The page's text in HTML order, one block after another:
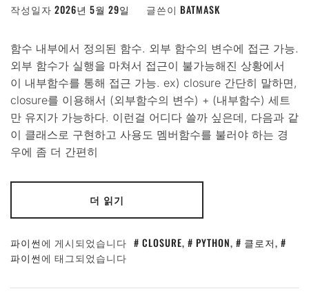
작성일자 2026년 5월 29일 글쓴이 BATMASK
함수 내부에서 정의된 함수. 외부 함수의 변수에 접근 가능.
외부 함수가 실행을 마쳐서 접근이 불가능해진 상황에서
이 내부함수를 통해 접근 가능. ex) closure 간단히 말하면,
closure를 이용해서 (외부함수의 변수) + (내부함수) 세트
만 유지가 가능하다. 이런걸 어디다 쓸까 싶은데, 다음과 같
이 클래스로 구현하고 사용도 멤버함수를 불러야 하는 경
우에 좀 더 간편히
더 읽기
파이썬에 게시되었습니다 CLOSURE, PYTHON, 클로저,
파이썬에 태그되었습니다